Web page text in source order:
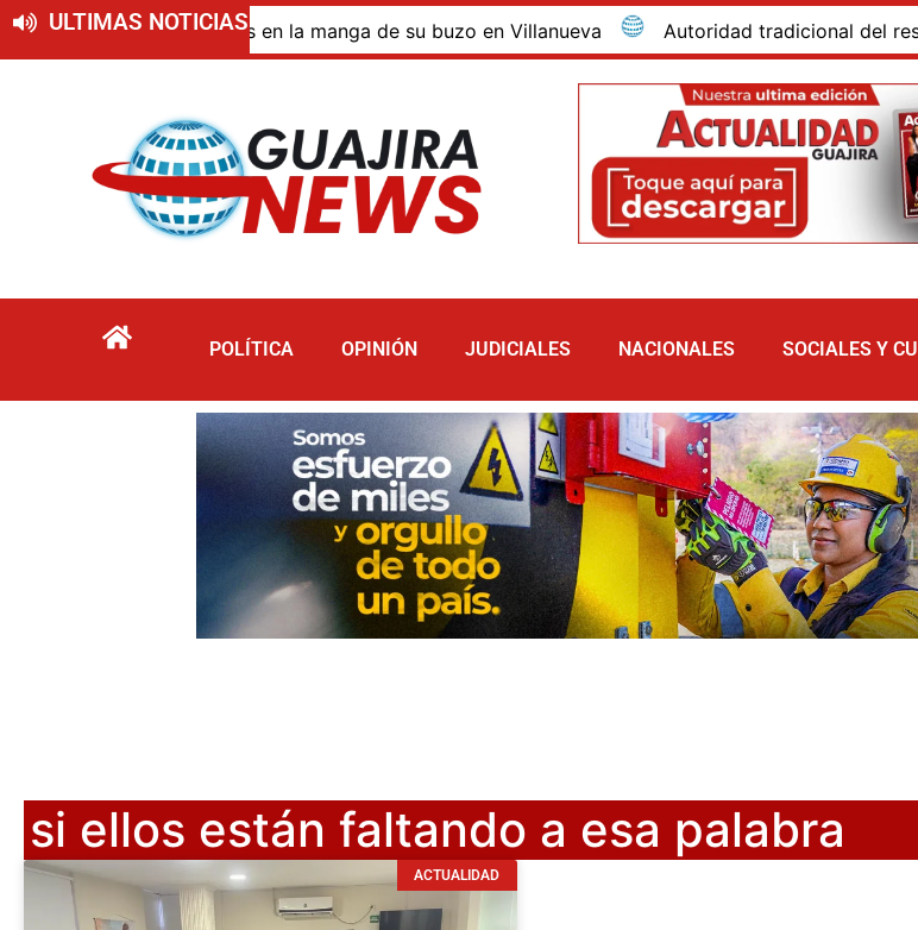
ULTIMAS NOTICIAS
de bazuco ocultos en la manga de su buzo en Villanueva Autoridad tradicional del resguardo
POLÍTICA OPINIÓN JUDICIALES NACIONALES SOCIALES Y
si ellos están faltando a esa palabra
ACTUALIDAD